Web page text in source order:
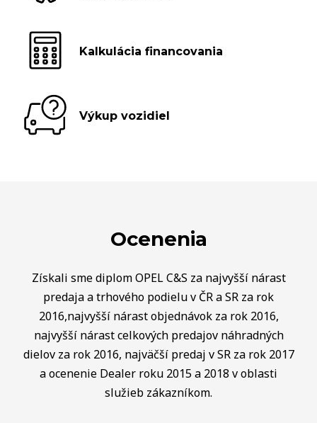
Kalkulácia financovania
Výkup vozidiel
Ocenenia
Získali sme diplom OPEL C&S za najvyšší nárast
predaja a trhového podielu v ČR a SR za rok
2016,najvyšší nárast objednávok za rok 2016,
najvyšší nárast celkových predajov náhradných
dielov za rok 2016, najväčší predaj v SR za rok 2017
a ocenenie Dealer roku 2015 a 2018 v oblasti
služieb zákazníkom.